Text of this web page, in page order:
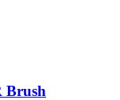
Brush